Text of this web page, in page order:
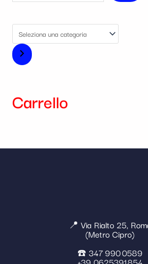
Carrello
📍 Via Rialto 25,
(Metro Cipro)
☎️ 347 990 0589